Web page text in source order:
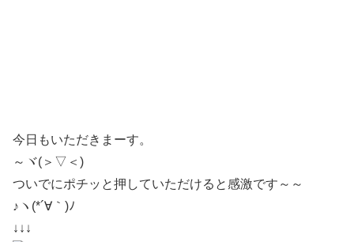
今日もいただきまーす。
～ヾ(＞▽＜)
ついでにポチッと押していただけると感激です～～
♪ヽ(*´∀｀)ﾉ
↓↓↓